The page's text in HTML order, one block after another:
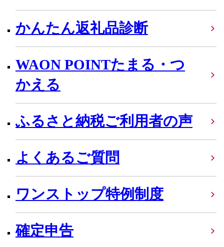
かんたん返礼品診断
WAON POINTたまる・つ
かえる
ふるさと納税ご利用者の声
よくあるご質問
ワンストップ特例制度
確定申告